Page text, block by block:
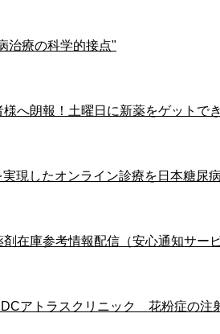
治療の科学的接点"
へ朗報！土曜日に新薬をゲットで
現したオンライン診療を日本糖尿
在庫参考情報配信（安心通知サー
アトラスクリニック 花粉症の注